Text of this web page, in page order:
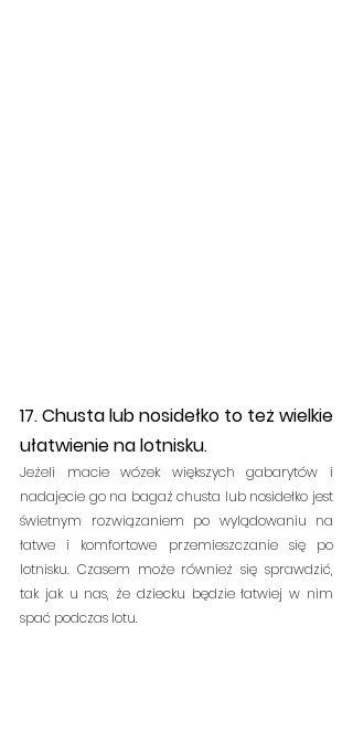
17. Chusta lub nosidełko to też wielkie
ułatwienie na lotnisku.
Jeżeli macie wózek większych gabarytów i
nadajecie go na bagaż chusta lub nosidełko jest
świetnym rozwiązaniem po wylądowaniu na
łatwe i komfortowe przemieszczanie się po
lotnisku. Czasem może również się sprawdzić,
tak jak u nas, że dziecku będzie łatwiej w nim
spać podczas lotu.